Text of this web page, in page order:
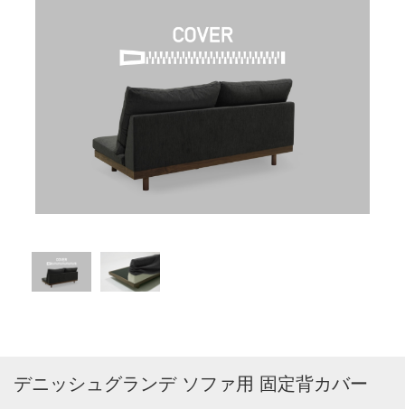
デニッシュグランデ ソファ用 固定背カバー